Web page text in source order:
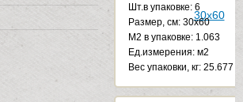
Шт.в упаковке: 6
Размер, см: 30x60
М2 в упаковке: 1.063
Ед.измерения: м2
Веc упаковки, кг: 25.677